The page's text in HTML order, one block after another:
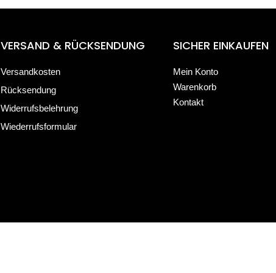
VERSAND & RÜCKSENDUNG
Versandkosten
Rücksendung
Widerrufsbelehrung
Wiederrufsformular
SICHER EINKAUFEN
Mein Konto
Warenkorb
Kontakt